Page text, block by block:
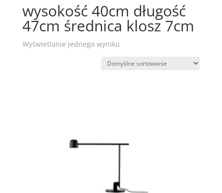
wysokość 40cm długość
47cm średnica klosz 7cm
Wyświetlanie jednego wyniku